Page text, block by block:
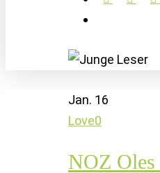
Jan. 16
Love0
NOZ